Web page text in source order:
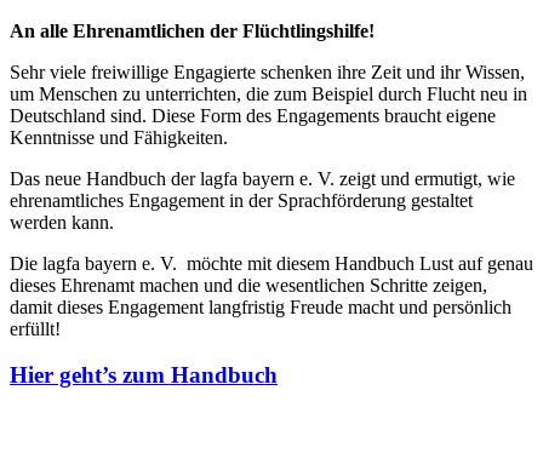
An alle Ehrenamtlichen der Flüchtlingshilfe!
Sehr viele freiwillige Engagierte schenken ihre Zeit und ihr Wissen,
um Menschen zu unterrichten, die zum Beispiel durch Flucht neu in
Deutschland sind. Diese Form des Engagements braucht eigene
Kenntnisse und Fähigkeiten.
Das neue Handbuch der lagfa bayern e. V. zeigt und ermutigt, wie
ehrenamtliches Engagement in der Sprachförderung gestaltet
werden kann.
Die lagfa bayern e. V. möchte mit diesem Handbuch Lust auf genau
dieses Ehrenamt machen und die wesentlichen Schritte zeigen,
damit dieses Engagement langfristig Freude macht und persönlich
erfüllt!
Hier geht’s zum Handbuch